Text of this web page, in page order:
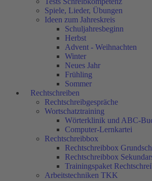
Spiele, Lieder, Übungen
Ideen zum Jahreskreis
Schuljahresbeginn
Herbst
Advent - Weihnachten
Winter
Neues Jahr
Frühling
Sommer
Rechtschreiben
Rechtschreibgespräche
Wortschatztraining
Wörterklinik und ABC-
Computer-Lernkartei
Rechtschreibbox
Rechtschreibbox
Rechtschreibbox
Trainingspaket
Arbeitstechniken TKK